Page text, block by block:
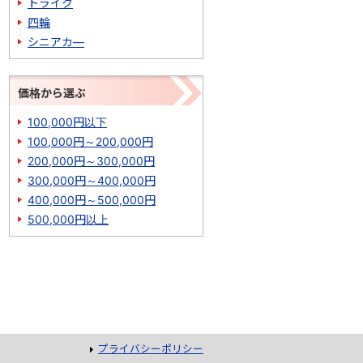
四輪
シニアカ―
価格から選ぶ
100,000円以下
100,000円～200,000円
200,000円～300,000円
300,000円～400,000円
400,000円～500,000円
500,000円以上
プライバシーポリシー